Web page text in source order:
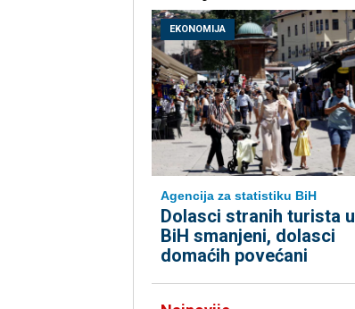
EKONOMIJA
Agencija za statistiku BiH
Dolasci stranih turista u
BiH smanjeni, dolasci
domaćih povećani